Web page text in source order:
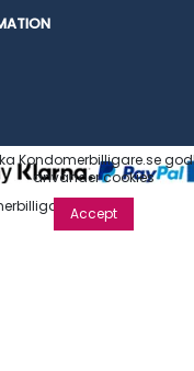
Kondomerbilligare.se
använder cookies
Accept